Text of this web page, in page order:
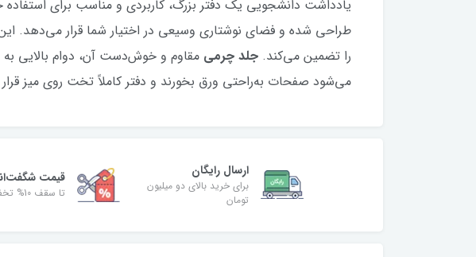
طراحی شده و فضای نوشتاری وسیعی در اختیار شما قرار می‌دهد.
را تضمین می‌کند. جلد چرمی مقاوم و خوش‌دست آن، دوام بالایی
می‌شود صفحات به‌راحتی ورق بخورند و دفتر کاملاً تخت روی میز
ارسال رایگان
برای خرید بالای دو میلیون
تومان
قیمت
تا سقف 10% تخفیف